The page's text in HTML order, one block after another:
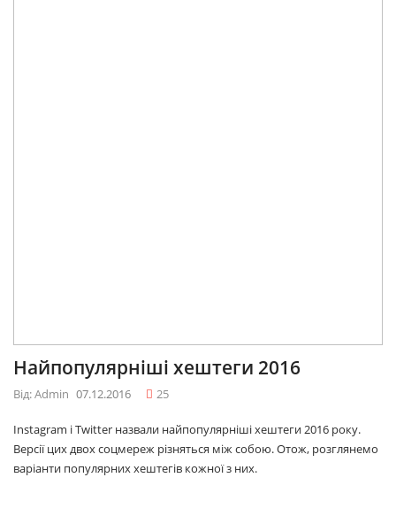
Найпопулярніші хештеги 2016
Від: Admin 07.12.2016 25
Instagram і Twitter назвали найпопулярніші хештеги 2016 року.
Версії цих двох соцмереж різняться між собою. Отож, розглянемо
варіанти популярних хештегів кожної з них.